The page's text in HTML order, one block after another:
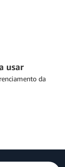
usar
da